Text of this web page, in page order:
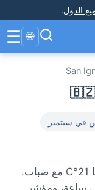
الدول.
🌐
☰
San
في سبتمبر
الطقس المباشر في San Ignacio، حاليًا 21°C مع ضباب.
كل ساعة، ومؤشر